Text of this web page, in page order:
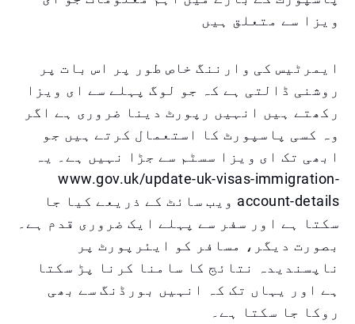
ویزا سے متعلق ہیں
ایمرٹیس کی وارننگ خاص طور پر اس بات پر
روشنی ڈالتی ہے کہ جو لوگ پہلے سے ای ویزا
رکھتے ہیں انہیں رپورٹ دینا ضروری ہے اگر
وہ کسی پاسپورٹ کا استعمال کرتے ہیں جو
ابھی تک ای ویزا سسٹم سے جڑا نہیں ہے۔ یہ
www.gov.uk/update-uk-visas-immigration-
account-details ویب سائٹ کے ذریعے کیا جا
سکتا ہے اور سفر سے پہلے ایک ضروری قدم ہے۔
بصورت دیگر، مسافر کو ایئرپورٹ پر
ناپسندیدہ نتائج کا سامنا کرنا پڑ سکتا
ہے اور یہاں تک کہ انہیں بورڈنگ سے بھی
روکا جا سکتا ہے۔